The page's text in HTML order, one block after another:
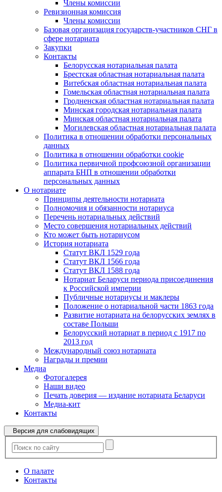
Члены комиссии
Ревизионная комиссия
Члены комиссии
Базовая организация государств-участников СНГ в
сфере нотариата
Закупки
Контакты
Белорусская нотариальная палата
Брестская областная нотариальная палата
Витебская областная нотариальная палата
Гомельская областная нотариальная палата
Гродненская областная нотариальная палата
Минская городская нотариальная палата
Минская областная нотариальная палата
Могилевская областная нотариальная палата
Политика в отношении обработки персональных
данных
Политика в отношении обработки cookie
Политика первичной профсоюзной организации
аппарата БНП в отношении обработки
персональных данных
О нотариате
Принципы деятельности нотариата
Полномочия и обязанности нотариуса
Перечень нотариальных действий
Место совершения нотариальных действий
Кто может быть нотариусом
История нотариата
Статут ВКЛ 1529 года
Статут ВКЛ 1566 года
Статут ВКЛ 1588 года
Нотариат Беларуси периода присоединения
к Российской империи
Публичные нотариусы и маклеры
Положение о нотариальной части 1863 года
Развитие нотариата на белорусских землях в
составе Польши
Белорусский нотариат в период с 1917 по
2013 год
Международный союз нотариата
Награды и премии
Медиа
Фотогалерея
Наши видео
Печать доверия — издание нотариата Беларуси
Медиа-кит
Контакты
Версия для слабовидящих
О палате
Контакты